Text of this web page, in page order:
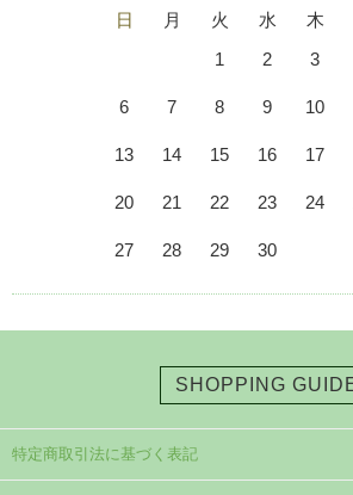
日 月 火 水 木
1
2 3
6 7 8 9 10
13 14 15 16 17
20 21 22 23 24
27 28 29 30
SHOPPING
特定商取引法に基づく表記